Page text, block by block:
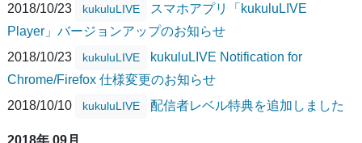
2018/10/23
kukuluLIVE
スマホアプリ「kukuluLIVE
Player」バージョンアップのお知らせ
2018/10/23
kukuluLIVE
kukuluLIVE Notification for
Chrome/Firefox 仕様変更のお知らせ
2018/10/10
kukuluLIVE 配信者レベル特典を追加しました